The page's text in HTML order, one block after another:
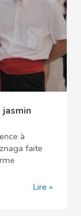
jasmin
à
faite
Lire